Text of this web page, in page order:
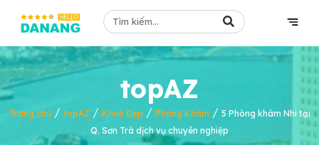
topAZ
Trang chủ/ topAZ / Khoẻ Đẹp / Phòng Khám / 5 Phòng khám Nhi tại
Q. Sơn Trà dịch vụ chuyên nghiệp